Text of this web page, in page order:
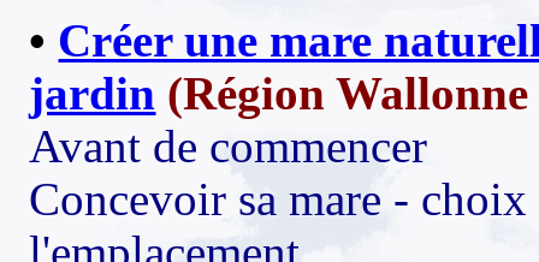
• Créer une mare
jardin (Région
Avant de commencer
Concevoir sa mare - choix